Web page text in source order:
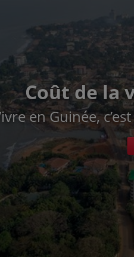
Coût de la
en Guinée,